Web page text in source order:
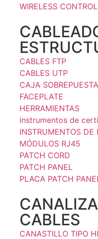
WIRELESS
CABLES FTP
CABLES UTP
CAJA SOBREPUESTA
FACEPLATE
HERRAMIENTAS
instrumentos de
INSTRUMENTOS DE
MÓDULOS RJ45
PATCH CORD
PATCH PANEL
PLACA PATCH
CABLES
CANASTILLO TIPO